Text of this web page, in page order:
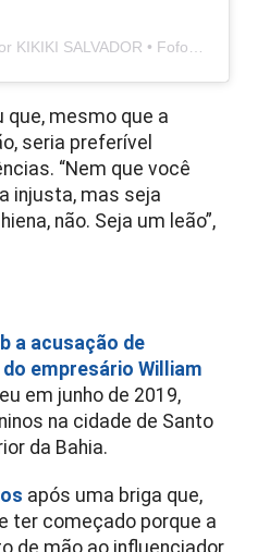
Um post compartilhado por KIKIKI SALVADOR • Fofoca & Entretenimento (@kikikisalvador)
mesmo que a
seria preferível
“Nem que você
injusta, mas seja
não. Seja um leão”,
a acusação de
empresário William
em junho de 2019,
na cidade de Santo
da Bahia.
após uma briga que,
ter começado porque a